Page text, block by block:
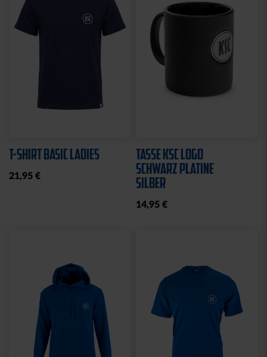
T-SHIRT BASIC LADIES
21,95 €
TASSE KSC LOGO
SCHWARZ PLATINE
SILBER
14,95 €